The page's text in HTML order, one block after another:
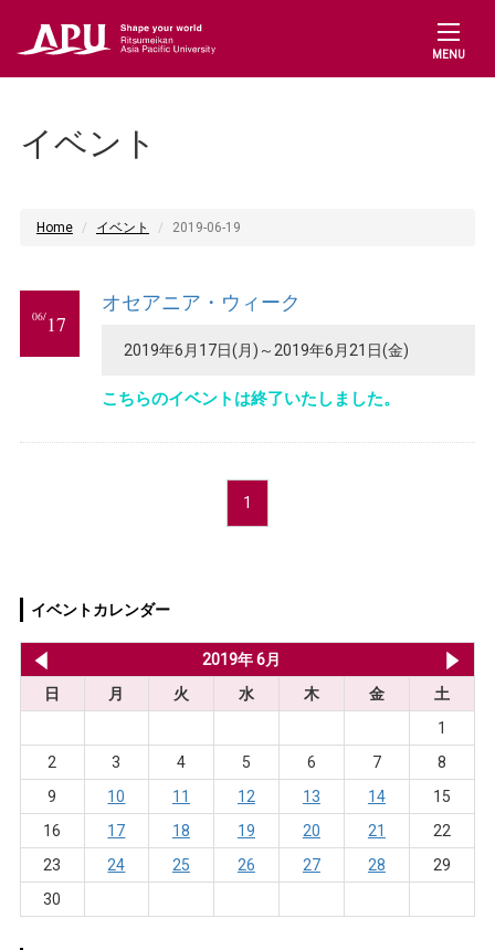
MENU
イベント
Home イベント 2019-06-19
06/17
オセアニア・ウィーク
2019年6月17日(月)～2019年6月21日(金)
こちらのイベントは終了いたしました。
1
イベントカレンダー
2019年 6月
日
月 火 水 木 金
土
1
2
3 4 5 6 7
8
9
10 11 12 13 14
15
16
17 18 19 20 21
22
23
24 25 26 27 28
29
30